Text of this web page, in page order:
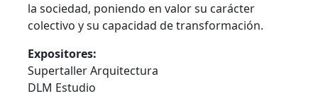
la sociedad, poniendo en valor su carácter
colectivo y su capacidad de transformación.
Expositores:
Supertaller Arquitectura
DLM Estudio